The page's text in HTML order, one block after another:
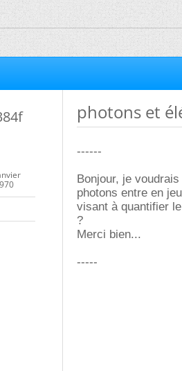
photons et
------
Bonjour, je
photons entre en
visant à quantifier
?
Merci bien...
-----